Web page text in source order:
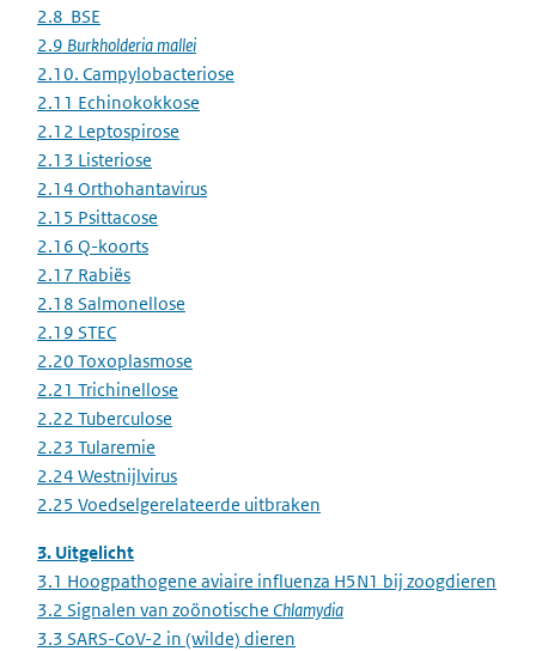
2.8 BSE
2.9 Burkholderia mallei
2.10. Campylobacteriose
2.11 Echinokokkose
2.12 Leptospirose
2.13 Listeriose
2.14 Orthohantavirus
2.15 Psittacose
2.16 Q-koorts
2.17 Rabiës
2.18 Salmonellose
2.19 STEC
2.20 Toxoplasmose
2.21 Trichinellose
2.22 Tuberculose
2.23 Tularemie
2.24 Westnijlvirus
2.25 Voedselgerelateerde uitbraken
3. Uitgelicht
3.1 Hoogpathogene aviaire influenza H5N1 bij zoogdieren
3.2 Signalen van zoönotische Chlamydia
3.3 SARS-CoV-2 in (wilde) dieren